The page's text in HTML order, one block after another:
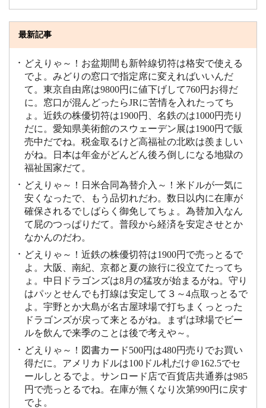
最新記事
どえりゃ～！お盆期間も新幹線切符は格安で使える
でよ。みどりの窓口で指定席に変えればいいんだ
て。東京自由席は9800円に値下げして760円お得だ
に。窓口が混んどったらJRに苦情を入れたってち
ょ。近鉄の株優切符は1900円、名鉄のは1000円売り
だに。愛知県美術館のスウェーデン展は1900円で販
売中だでね。税金取るけど高福祉の北欧は羨ましい
がね。日本は年金がどんどん後ろ倒しになる地獄の
福祉国家だて。
どえりゃ～！日米合同為替介入～！米ドルが一気に
安くなったで、もう品切れだわ。数日以内に在庫が
確保されるでしばらく御免してちょ。為替加入なん
て屁のつっぱりだて。普段から経済を安定させとか
なかんのだわ。
どえりゃ～！近鉄の株優切符は1900円で売っとるで
よ。大阪、南紀、京都と夏の旅行に役立てたってち
ょ。中日ドラゴンズは8月の猛攻が始まるがね。守り
はパッとせんでも打線は安定して３～4点取っとるで
よ。宇野とか大島が名古屋球場で打ちまくっとった
ドラゴンズが戻って来とるがね。まずは球場でビー
ルを飲んで来季のことは後で考えや～。
どえりゃ～！図書カード500円は480円売りでお買い
得だに。アメリカドルは100ドル札だけ＠162.5でセ
ールしとるでよ。サンロード店で百貨店共通券は985
円で売っとるでね。在庫が無くなり次第990円に戻す
でよ。